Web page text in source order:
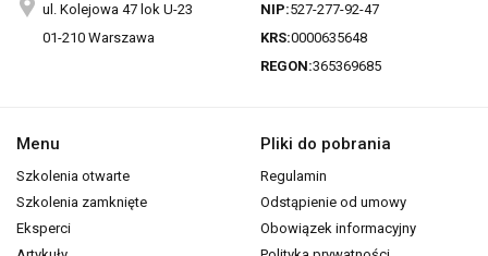
ul. Kolejowa 47 lok U-23
01-210 Warszawa
NIP:527-277-92-47
KRS:0000635648
REGON:365369685
Menu
Szkolenia otwarte
Szkolenia zamknięte
Eksperci
Pliki do pobrania
Regulamin
Odstąpienie od umowy
Obowiązek informacyjny